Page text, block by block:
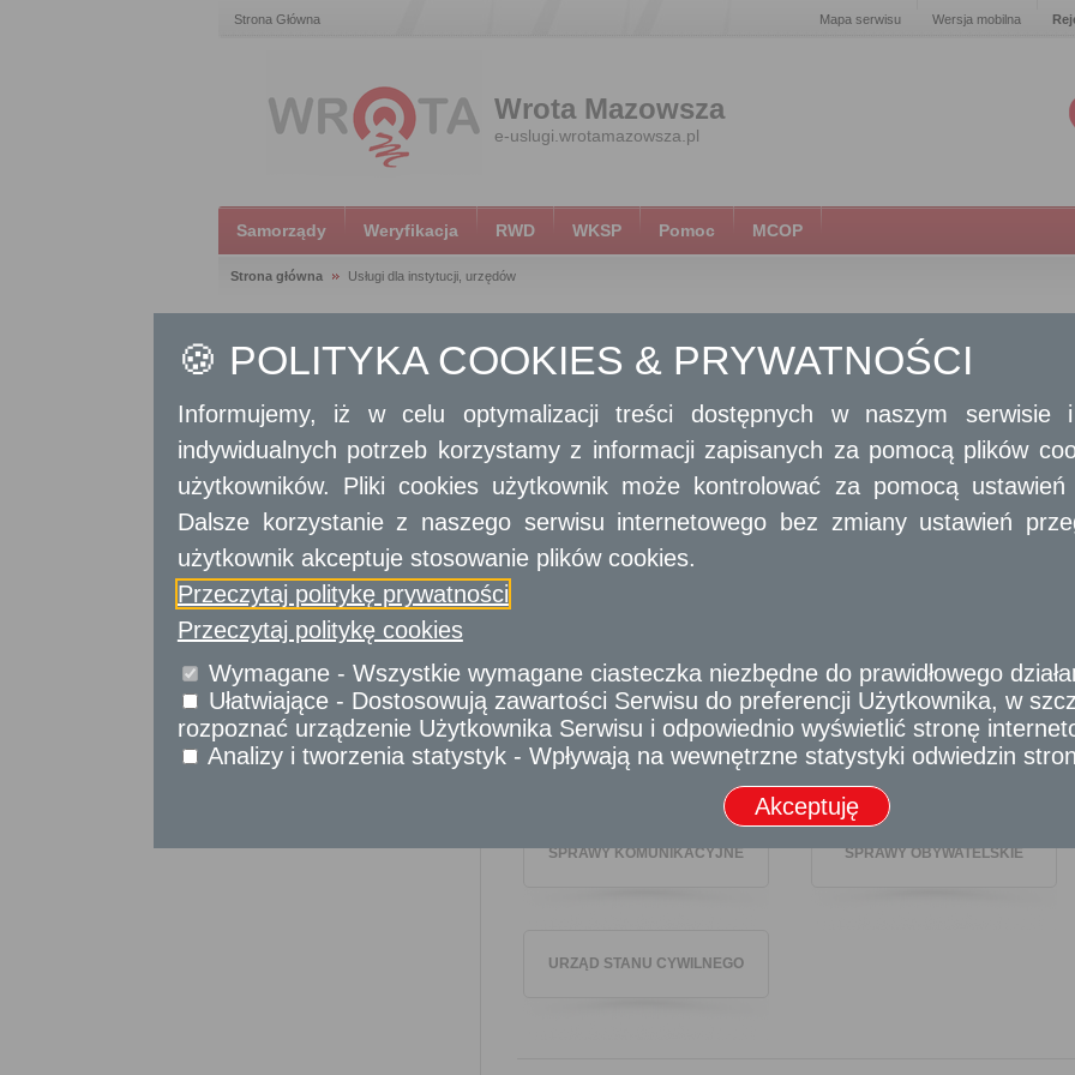
Strona Główna Mapa serwisu Wersja mobilna
Wrota Mazowsza
e-uslugi.wrotamazowsza.pl
Samorządy Weryfikacja RWD WKSP Pomoc MCOP
Strona główna Usługi dla instytucji, urzędów
WYSZUKAJUSŁUGĘ
WYSZUKIWARKA
TERYTORIALNA
Usługi
dla obywateli
dla przedsiębiorców
Usługidla instytucji,
urzędów
ARCHITEKTURA I PLANOWANIE
PRZESTRZENNE
ZARZĄDZANIE KRYZYSOWE
GEODEZJA I KARTOGRAFIA GEODEZJA I KATASTER
POLITYKA LOKALOWA SKARGI I WNIOSKI
SPRAWY KOMUNIKACYJNE SPRAWY OBYWATELSKIE
URZĄD STANU CYWILNEGO
🍪 POLITYKA COOKIES & PRYWATNOŚCI
Informujemy, iż w celu optymalizacji treści dostępnych w naszym serwisie
indywidualnych potrzeb korzystamy z informacji zapisanych za pomocą plików
użytkowników. Pliki cookies użytkownik może kontrolować za pomocą
Dalsze korzystanie z naszego serwisu internetowego bez zmiany ustawień
użytkownik akceptuje stosowanie plików cookies.
Przeczytaj politykę prywatności
Przeczytaj politykę cookies
Wymagane - Wszystkie wymagane ciasteczka niezbędne do prawidłowego
Ułatwiające - Dostosowują zawartości Serwisu do preferencji Użytkownika, w
rozpoznać urządzenie Użytkownika Serwisu i odpowiednio wyświetlić stronę
Analizy i tworzenia statystyk - Wpływają na wewnętrzne statystyki odwiedzin stron
Akceptuję